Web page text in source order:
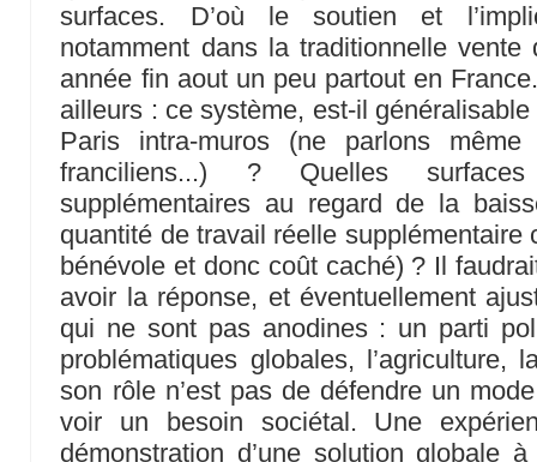
surfaces. D’où le soutien et
notamment dans la traditionnelle
année fin aout un peu partout en
ailleurs : ce système, est-il
Paris intra-muros (ne parlons
franciliens...) ? Quelles
supplémentaires au regard de la
quantité de travail réelle supplémentaire
bénévole et donc coût caché) ? Il
avoir la réponse, et éventuellement
qui ne sont pas anodines : un parti
problématiques globales, l’agriculture,
son rôle n’est pas de défendre un
voir un besoin sociétal. Une
démonstration d’une solution globale